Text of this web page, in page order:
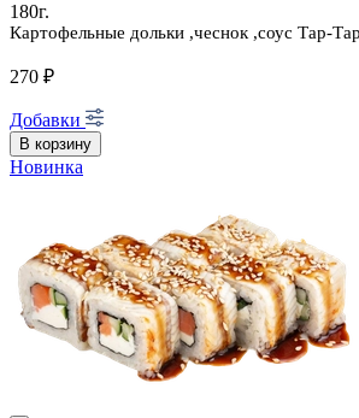
180г.
Картофельные дольки ,чеснок ,соус Тар-
270 ₽
Добавки
В корзину
Новинка